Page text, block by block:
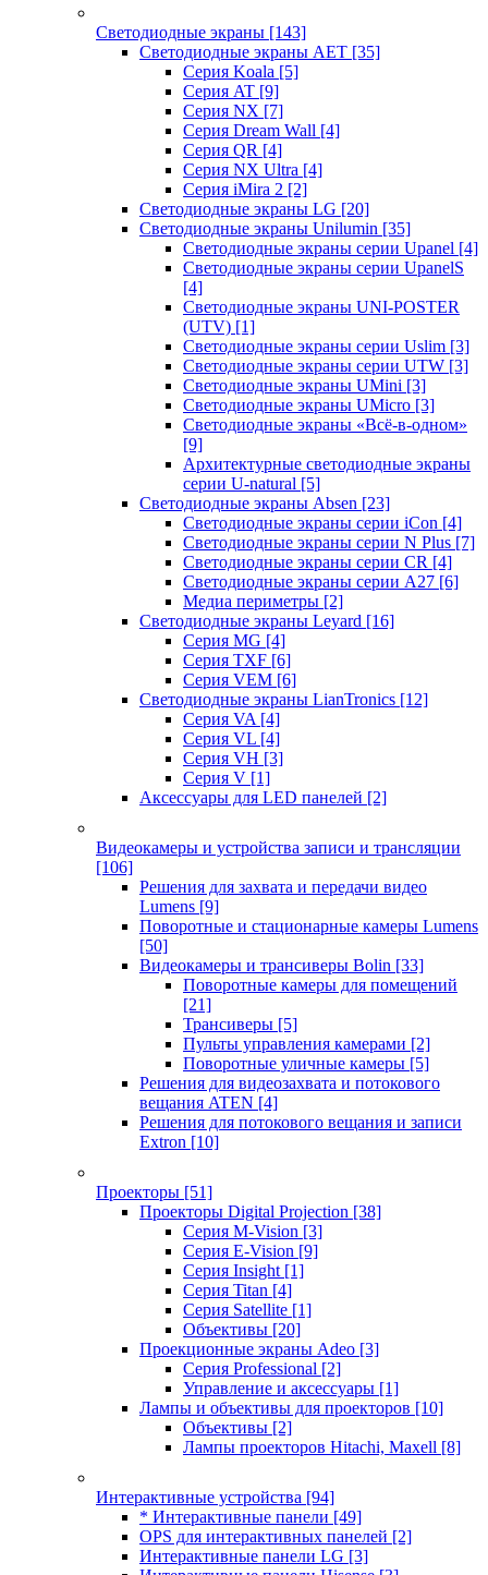
Светодиодные экраны [143]
Светодиодные экраны AET [35]
Cерия Koala [5]
Серия AT [9]
Серия NX [7]
Серия Dream Wall [4]
Серия QR [4]
Серия NX Ultra [4]
Серия iMira 2 [2]
Светодиодные экраны LG [20]
Светодиодные экраны Unilumin [35]
Светодиодные экраны серии Upanel [4]
Светодиодные экраны серии UpanelS
[4]
Светодиодные экраны UNI-POSTER
(UTV) [1]
Светодиодные экраны серии Uslim [3]
Светодиодные экраны серии UTW [3]
Светодиодные экраны UMini [3]
Светодиодные экраны UMicro [3]
Светодиодные экраны «Всё-в-одном»
[9]
Архитектурные светодиодные экраны
серии U-natural [5]
Светодиодные экраны Absen [23]
Светодиодные экраны серии iCon [4]
Светодиодные экраны серии N Plus [7]
Светодиодные экраны серии CR [4]
Светодиодные экраны серии А27 [6]
Медиа периметры [2]
Светодиодные экраны Leyard [16]
Серия MG [4]
Серия TXF [6]
Серия VEM [6]
Светодиодные экраны LianTronics [12]
Серия VA [4]
Серия VL [4]
Серия VH [3]
Серия V [1]
Аксессуары для LED панелей [2]
Видеокамеры и устройства записи и трансляции
[106]
Решения для захвата и передачи видео
Lumens [9]
Поворотные и стационарные камеры Lumens
[50]
Видеокамеры и трансиверы Bolin [33]
Поворотные камеры для помещений
[21]
Трансиверы [5]
Пульты управления камерами [2]
Поворотные уличные камеры [5]
Решения для видеозахвата и потокового
вещания ATEN [4]
Решения для потокового вещания и записи
Extron [10]
Проекторы [51]
Проекторы Digital Projection [38]
Серия M-Vision [3]
Серия E-Vision [9]
Серия Insight [1]
Серия Titan [4]
Серия Satellite [1]
Объективы [20]
Проекционные экраны Adeo [3]
Серия Professional [2]
Управление и аксессуары [1]
Лампы и объективы для проекторов [10]
Объективы [2]
Лампы проекторов Hitachi, Maxell [8]
Интерактивные устройства [94]
* Интерактивные панели [49]
OPS для интерактивных панелей [2]
Интерактивные панели LG [3]